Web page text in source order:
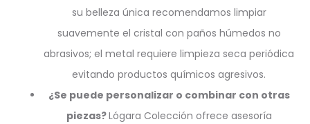
su belleza única recomendamos limpiar
suavemente el cristal con paños húmedos no
abrasivos; el metal requiere limpieza seca periódica
evitando productos químicos agresivos.
¿Se puede personalizar o combinar con otras
piezas?Lógara Colección ofrece asesoría